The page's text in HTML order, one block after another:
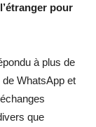
pour
à plus de
WhatsApp et
que